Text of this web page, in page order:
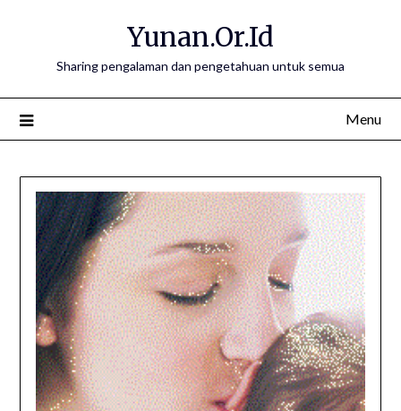
Yunan.Or.Id
Sharing pengalaman dan pengetahuan untuk semua
Menu